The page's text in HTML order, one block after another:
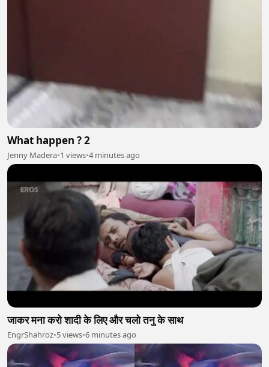
What happen ? 2
Jenny Madera•1 views•4 minutes ago
जाकर मना करो शादी के लिए और चलो तनु के साथ
EngrShahroz•5 views•6 minutes ago